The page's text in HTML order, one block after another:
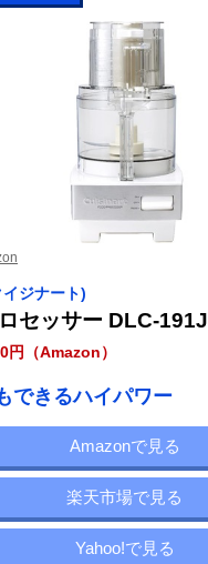
ジナート)
セッサー DLC-191J
円（Amazon）
できるハイパワー
Amazonで見る
楽天市場で見る
Yahoo!で見る